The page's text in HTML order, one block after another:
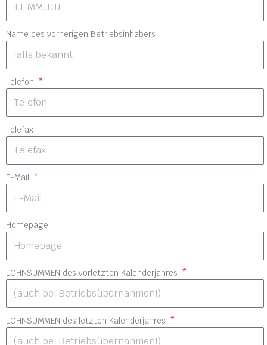
Name des vorherigen Betriebsinhabers
Telefon
Telefax
E-Mail
Homepage
LOHNSUMMEN des vorletzten Kalenderjahres
LOHNSUMMEN des letzten Kalenderjahres